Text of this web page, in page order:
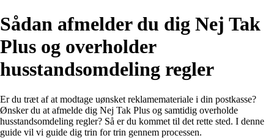
Sådan afmelder du dig Nej Tak
Plus og overholder
husstandsomdeling regler
Er du træt af at modtage uønsket reklamemateriale i din postkasse?
Ønsker du at afmelde dig Nej Tak Plus og samtidig overholde
husstandsomdeling regler? Så er du kommet til det rette sted. I denne
guide vil vi guide dig trin for trin gennem processen.